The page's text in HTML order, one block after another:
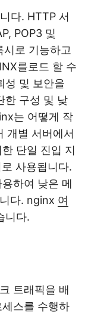
다. HTTP 서
POP3 및
로 기능하고
를로드 할 수
성 및 보안을
한 구성 및 낮
는 어떻게 작
개별 서버에서
단일 진입 지
사용됩니다.
하여 낮은 메
다. nginx 여
니다.
트래픽을 배
스를 수행하